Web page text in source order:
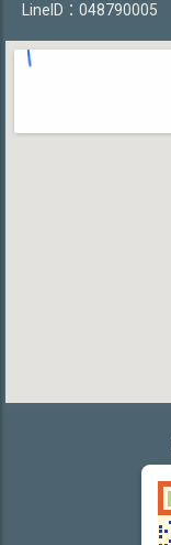
LineID：048790005